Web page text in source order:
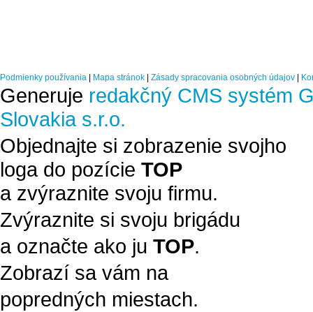
Podmienky používania Mapa stránok Zásady spracovania osobných údajov
Generuje redakčný CMS systém
Slovakia s.r.o.
Objednajte si zobrazenie svojho
loga do pozície TOP
a zvýraznite svoju firmu.
Zvýraznite si svoju brigádu
a označte ako ju TOP.
Zobrazí sa vám na
popredných miestach.